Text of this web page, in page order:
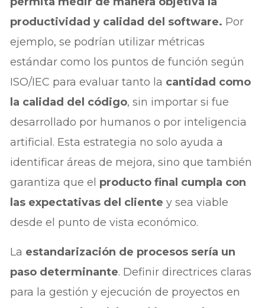
productividad y calidad del software. Por
ejemplo, se podrían utilizar métricas
estándar como los puntos de función según
ISO/IEC para evaluar tanto la cantidad como
la calidad del código, sin importar si fue
desarrollado por humanos o por inteligencia
artificial. Esta estrategia no solo ayuda a
identificar áreas de mejora, sino que también
garantiza que el producto final cumpla con
las expectativas del clientey sea viable
desde el punto de vista económico.
La estandarización de procesos sería un
paso determinante. Definir directrices claras
para la gestión y ejecución de proyectos en